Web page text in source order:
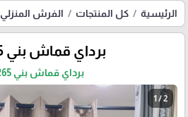
الرئيسية كل المنتجات الفرش المنزلي
برداي قماش بني 140x265
برداي قماش بني 140x265
1 / 2